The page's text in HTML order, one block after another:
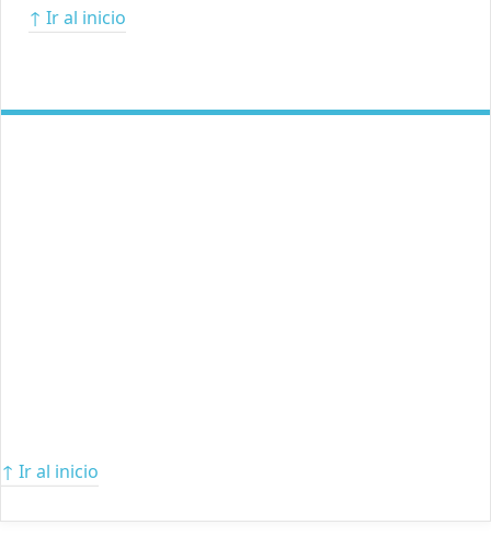
↑ Ir al inicio
↑ Ir al inicio